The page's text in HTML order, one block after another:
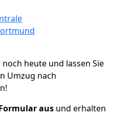
heute und lassen Sie
Umzug nach
aus und erhalten